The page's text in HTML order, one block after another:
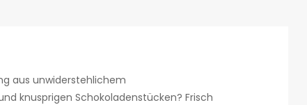
aus unwiderstehlichem
knusprigen Schokoladenstücken? Frisch